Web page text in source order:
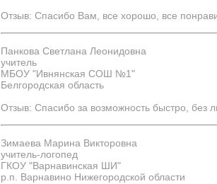
Отзыв: Спасибо Вам, все хорошо, все
Панкова Светлана Леонидовна
учитель
МБОУ "Ивнянская СОШ №1"
Белгородская область
Отзыв: Спасибо за возможность быстро, без
Зимаева Марина Викторовна
учитель-логопед
ГКОУ "Варнавинская ШИ"
р.п. Варнавино Нижегородской области